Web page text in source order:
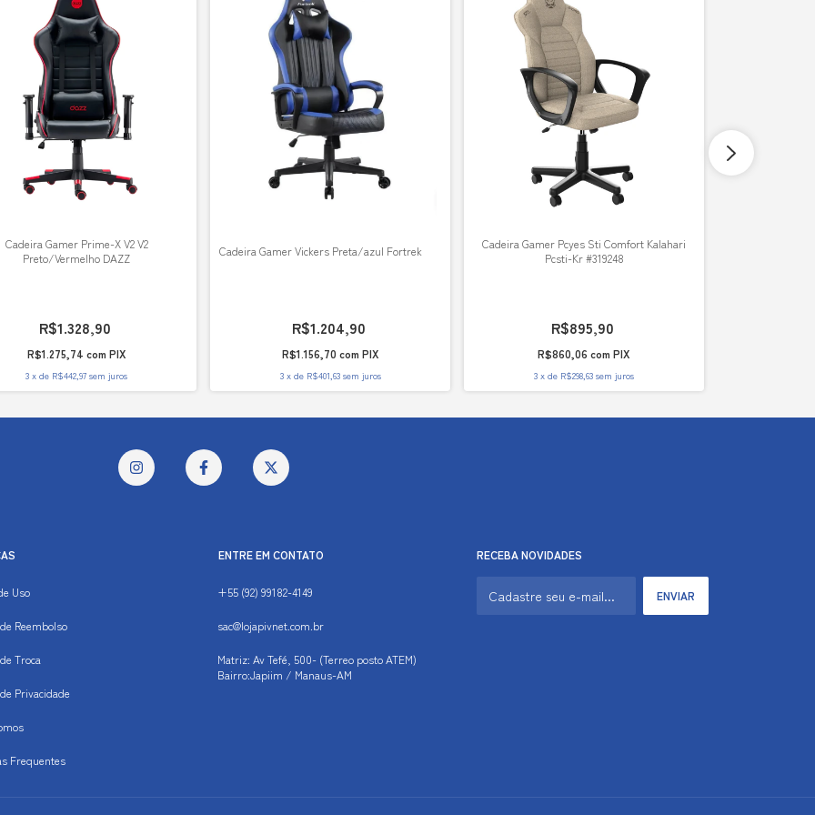
Cadeira Gamer Prime-X V2 V2
Preto/Vermelho DAZZ
R$1.328,90
R$1.275,74 com PIX
3 x de R$442,97 sem juros
Cadeira Gamer Vickers Preta/azul Fortrek
R$1.204,90
R$1.156,70 com PIX
3 x de R$401,63 sem juros
Cadeira Gamer Pcyes Sti Comfort Kalahari
Pcsti-Kr #319248
R$895,90
R$860,06 com PIX
3 x de R$298,63 sem juros
Uso
Reembolso
Troca
Privacidade
Frequentes
ENTRE EM CONTATO
+55 (92) 99182-4149
sac@lojapivnet.com.br
Matriz: Av Tefé, 500- (Terreo posto ATEM)
Bairro:Japiim / Manaus-AM
RECEBA NOVIDADES